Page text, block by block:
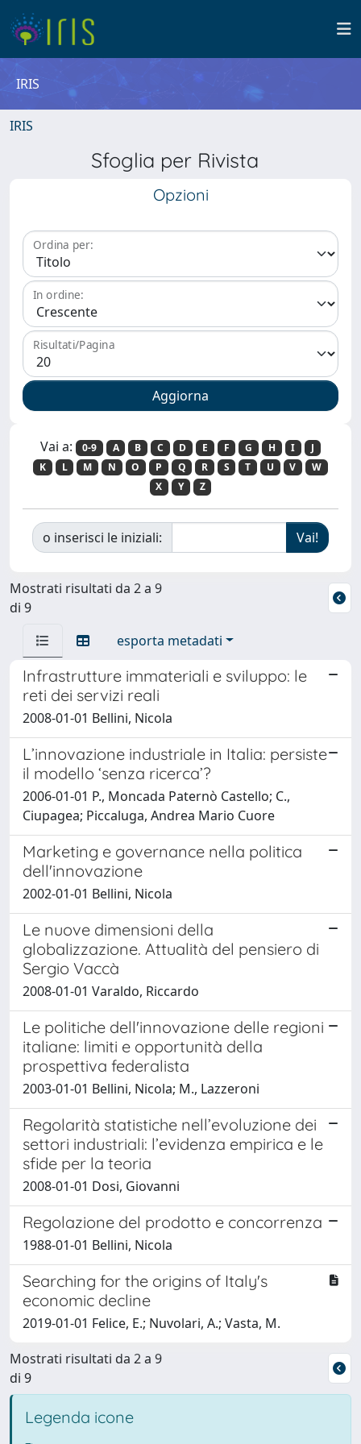
IRIS
IRIS
Sfoglia per Rivista
Opzioni
Ordina per:
In ordine:
Risultati/Pagina
Vai a: 0-9 A B C D E F G H I
J
K
L M N O P Q R S T U V
W
X
Y Z
o inserisci le iniziali:
Mostrati risultati da 2 a 9
di 9
esporta metadati
Infrastrutture immateriali e sviluppo: le
reti dei servizi reali
2008-01-01 Bellini, Nicola
L’innovazione industriale in Italia: persiste
il modello ‘senza ricerca’?
2006-01-01 P., Moncada Paternò Castello; C.,
Ciupagea; Piccaluga, Andrea Mario Cuore
Marketing e governance nella politica
dell'innovazione
2002-01-01 Bellini, Nicola
Le nuove dimensioni della
globalizzazione. Attualità del pensiero di
Sergio Vaccà
2008-01-01 Varaldo, Riccardo
Le politiche dell'innovazione delle regioni
italiane: limiti e opportunità della
prospettiva federalista
2003-01-01 Bellini, Nicola; M., Lazzeroni
Regolarità statistiche nell’evoluzione dei
settori industriali: l’evidenza empirica e le
sfide per la teoria
2008-01-01 Dosi, Giovanni
Regolazione del prodotto e concorrenza
1988-01-01 Bellini, Nicola
Searching for the origins of Italy's
economic decline
2019-01-01 Felice, E.; Nuvolari, A.; Vasta, M.
Mostrati risultati da 2 a 9
di 9
Legenda icone